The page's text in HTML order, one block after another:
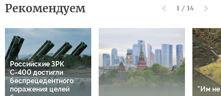
Рекомендуем 1 / 14
Российские ЗРК
С-400 достигли
беспрецедентного
поражения целей
"Им не